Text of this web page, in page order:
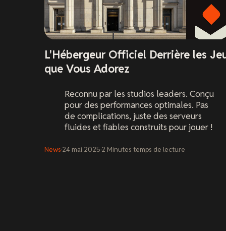
L'Hébergeur Officiel Derrière les
que Vous Adorez
Reconnu par les studios leaders. Conçu
pour des performances optimales. Pas
de complications, juste des serveurs
fluides et fiables construits pour jouer !
News·24 mai 2025·2 Minutes temps de lecture